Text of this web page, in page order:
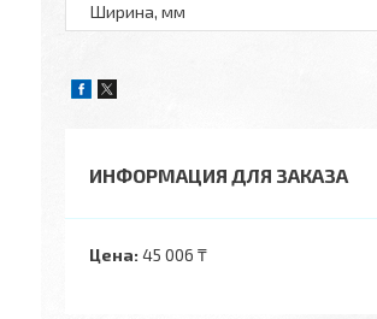
Ширина, мм
ИНФОРМАЦИЯ ДЛЯ ЗАКАЗА
Цена: 45 006 ₸